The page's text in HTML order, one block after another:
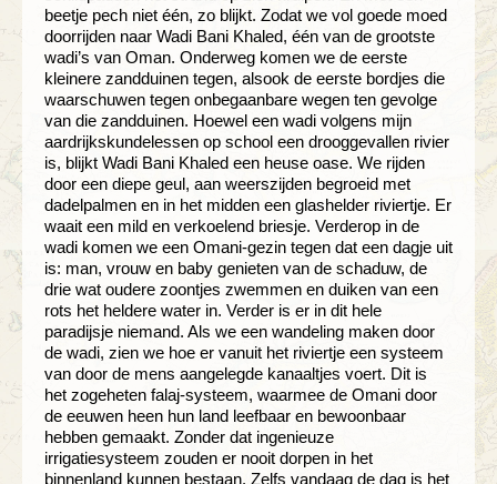
beetje pech niet één, zo blijkt. Zodat we vol goede moed
doorrijden naar Wadi Bani Khaled, één van de grootste
wadi’s van Oman. Onderweg komen we de eerste
kleinere zandduinen tegen, alsook de eerste bordjes die
waarschuwen tegen onbegaanbare wegen ten gevolge
van die zandduinen. Hoewel een wadi volgens mijn
aardrijkskundelessen op school een drooggevallen rivier
is, blijkt Wadi Bani Khaled een heuse oase. We rijden
door een diepe geul, aan weerszijden begroeid met
dadelpalmen en in het midden een glashelder riviertje. Er
waait een mild en verkoelend briesje. Verderop in de
wadi komen we een Omani-gezin tegen dat een dagje uit
is: man, vrouw en baby genieten van de schaduw, de
drie wat oudere zoontjes zwemmen en duiken van een
rots het heldere water in. Verder is er in dit hele
paradijsje niemand. Als we een wandeling maken door
de wadi, zien we hoe er vanuit het riviertje een systeem
van door de mens aangelegde kanaaltjes voert. Dit is
het zogeheten falaj-systeem, waarmee de Omani door
de eeuwen heen hun land leefbaar en bewoonbaar
hebben gemaakt. Zonder dat ingenieuze
irrigatiesysteem zouden er nooit dorpen in het
binnenland kunnen bestaan. Zelfs vandaag de dag is het